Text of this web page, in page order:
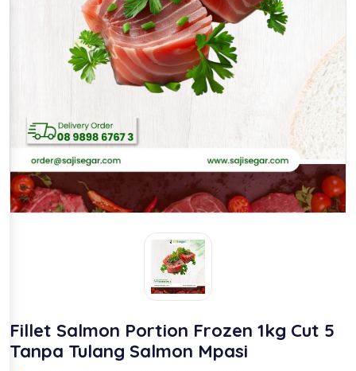
Fillet Salmon Portion Frozen 1kg Cut 5
Tanpa Tulang Salmon Mpasi